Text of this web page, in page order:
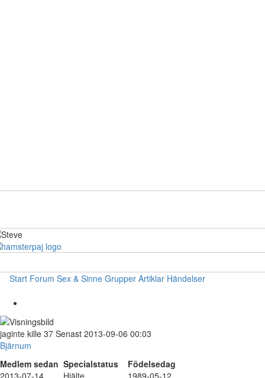
Start Forum Sex & Sinne Grupper Artiklar Händelser
jaginte kille 37 Senast 2013-09-06 00:03
Bjärnum
Medlem sedan Specialstatus
Födelsedag